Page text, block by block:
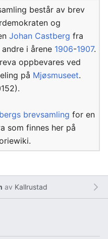
består av brev
og
Johan Castberg fra
i årene 1906-1907.
oppbevares ved
på Mjøsmuseet.
brevsamling for en
som finnes her på
av Kallrustad